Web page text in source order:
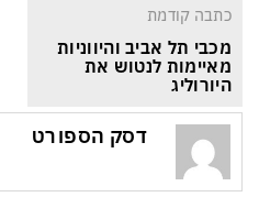
כתבה קודמת
מכבי תל אביב והיווניות
מאיימות לנטוש את
היורוליג
דסק הספורט